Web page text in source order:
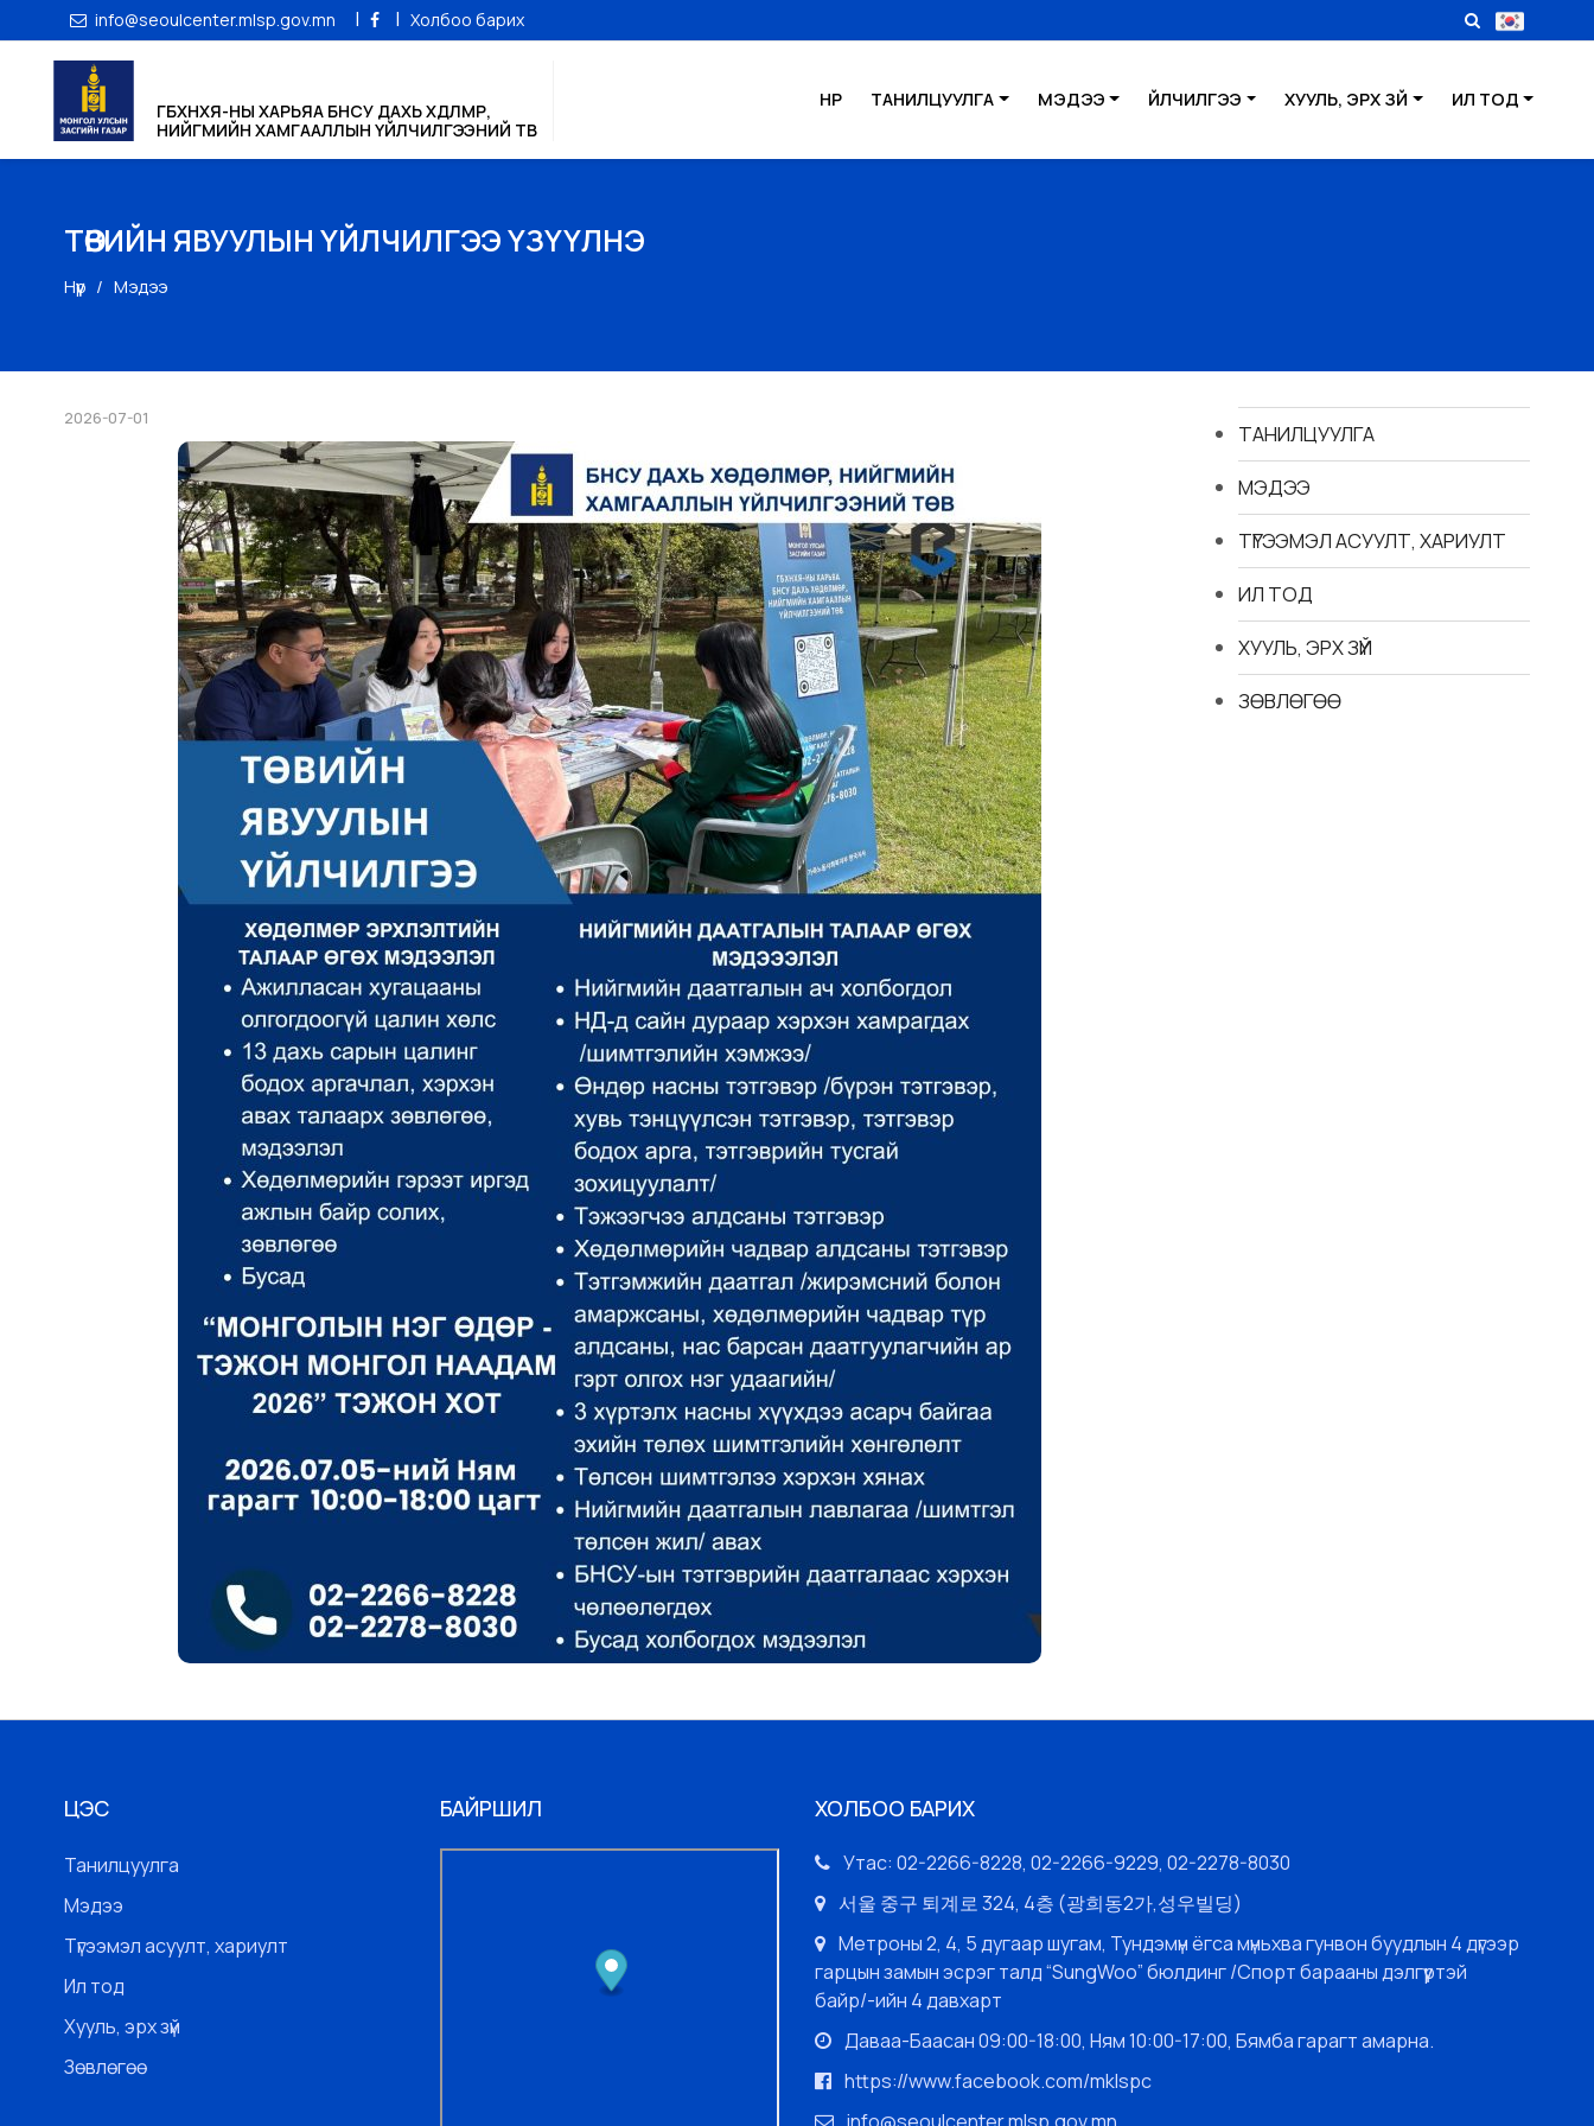
info@seoulcenter.mlsp.gov.mn | | Холбоо барих
ГБХНХЯ-НЫ ХАРЬЯА БНСУ ДАХЬ ХӨДӨЛМӨР,
НИЙГМИЙН ХАМГААЛЛЫН ҮЙЛЧИЛГЭЭНИЙ ТӨВ
НҮҮР ТАНИЛЦУУЛГА МЭДЭЭ ҮЙЛЧИЛГЭЭ ХУУЛЬ, ЭРХ ЗҮЙ ИЛ ТОД
ТӨВИЙН ЯВУУЛЫН ҮЙЛЧИЛГЭЭ ҮЗҮҮЛНЭ
Нүүр Мэдээ
2026-07-01
ТАНИЛЦУУЛГА
МЭДЭЭ
ТҮГЭЭМЭЛ АСУУЛТ, ХАРИУЛТ
ИЛ ТОД
ХУУЛЬ, ЭРХ ЗҮЙ
ЗӨВЛӨГӨӨ
ЦЭС
Танилцуулга
Мэдээ
Түгээмэл асуулт, хариулт
Ил тод
Хууль, эрх зүй
Зөвлөгөө
БАЙРШИЛ ХОЛБОО БАРИХ
Утас: 02-2266-8228, 02-2266-9229, 02-2278-8030
서울 중구 퇴계로 324, 4층 (광희동2가,성우빌딩)
Метроны 2, 4, 5 дугаар шугам, Тундэмүн ёгса мүньхва гунвон буудлын 4 дүгээр
гарцын замын эсрэг талд “SungWoo” бюлдинг /Спорт барааны дэлгүүртэй
байр/-ийн 4 давхарт
Даваа-Баасан 09:00-18:00, Ням 10:00-17:00, Бямба гарагт амарна.
https://www.facebook.com/mklspc